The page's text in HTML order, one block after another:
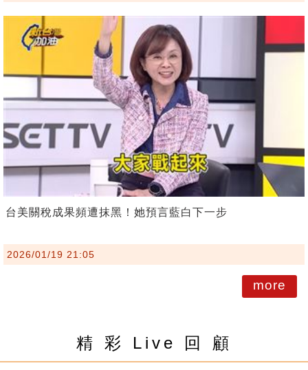
台美關稅成果頻遭抹黑！她預言藍白下一步
2026/01/19 21:05
more
精 彩 Live 回 顧